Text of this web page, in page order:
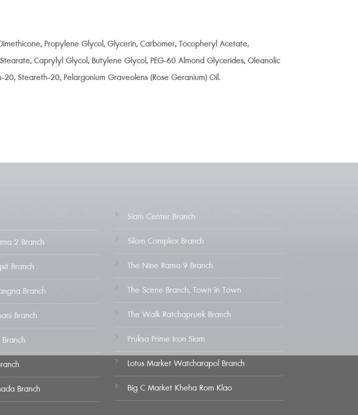
Propylene Glycol, Glycerin, Carbomer, Tocopheryl Acetate,
Caprylyl Glycol, Butylene Glycol, PEG-60 Almond Glycerides, Oleanolic
Steareth-20, Pelargonium Graveolens (Rose Geranium) Oil.
2 Branch
Branch
Branch
Branch
Branch
Siam Center Branch
Silom Complex Branch
The Nine Rama 9 Branch
The Scene Branch, Town in Town
The Walk Ratchapruek Branch
Pruksa Prime Icon Siam
Lotus Market Watcharapol Branch
Big C Market Kheha Rom Klao